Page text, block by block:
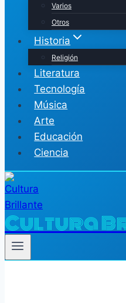
Varios
Otros
Historia
Religión
Literatura
Tecnología
Música
Arte
Educación
Ciencia
Cultura